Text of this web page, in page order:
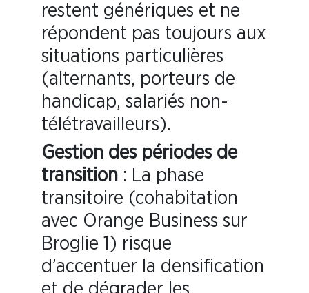
restent génériques et ne
répondent pas toujours aux
situations particulières
(alternants, porteurs de
handicap, salariés non-
télétravailleurs).
Gestion des périodes de
transition : La phase
transitoire (cohabitation
avec Orange Business sur
Broglie 1) risque
d’accentuer la densification